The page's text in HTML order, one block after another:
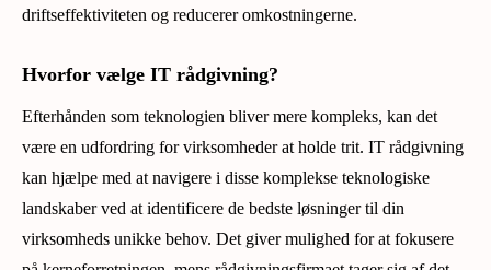
driftseffektiviteten og reducerer omkostningerne.
Hvorfor vælge IT rådgivning?
Efterhånden som teknologien bliver mere kompleks, kan det
være en udfordring for virksomheder at holde trit. IT rådgivning
kan hjælpe med at navigere i disse komplekse teknologiske
landskaber ved at identificere de bedste løsninger til din
virksomheds unikke behov. Det giver mulighed for at fokusere